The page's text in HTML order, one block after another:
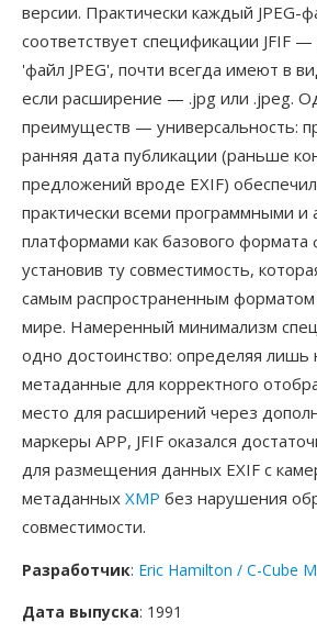
версии. Практически каждый JPEG-
соответствует спецификации JFIF —
'файл JPEG', почти всегда имеют в
если расширение — .jpg или .jpeg.
преимуществ — универсальность:
ранняя дата публикации (раньше
предложений вроде EXIF)
практически всеми программными и
платформами как базового формата
установив ту совместимость,
самым распространенным
мире. Намеренный минимализм
одно достоинство: определяя
метаданные для корректного
место для расширений через
маркеры APP, JFIF оказался
для размещения данных EXIF с
метаданных XMP без нарушения
совместимости.
Разработчик: Eric Hamilton / C-Cube
Дата выпуска: 1991